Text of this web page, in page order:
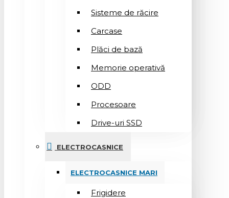
Sisteme de răcire
Carcase
Plăci de bază
Memorie operativă
ODD
Procesoare
Drive-uri SSD
ELECTROCASNICE
ELECTROCASNICE MARI
Frigidere